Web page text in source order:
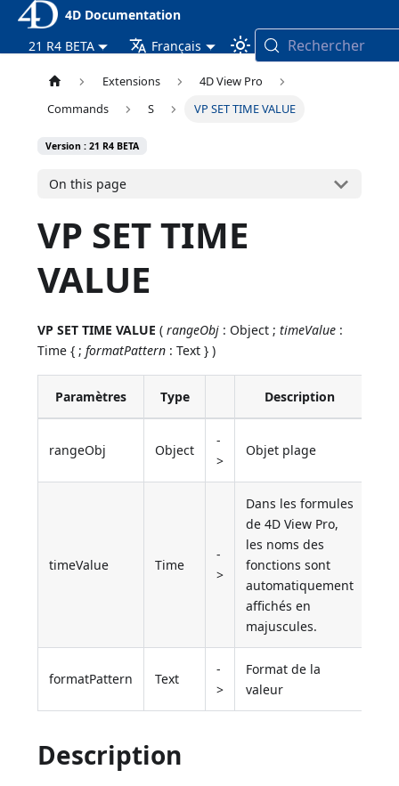
4D Documentation
21 R4 BETA
Français Rechercher
Extensions
4D View Pro
Commands
S VP SET TIME VALUE
Version : 21 R4 BETA
On this page
VP SET TIME
VALUE
VP SET TIME VALUE (rangeObj : Object ;timeValue :
Time { ;formatPattern : Text } )
Paramètres Type Description
rangeObj Object
-
>
Objet plage
timeValue Time
-
>
Dans les formules
de 4D View Pro,
les noms des
fonctions sont
automatiquement
affichés en
majuscules.
formatPattern Text
-
>
Format de la
valeur
Description